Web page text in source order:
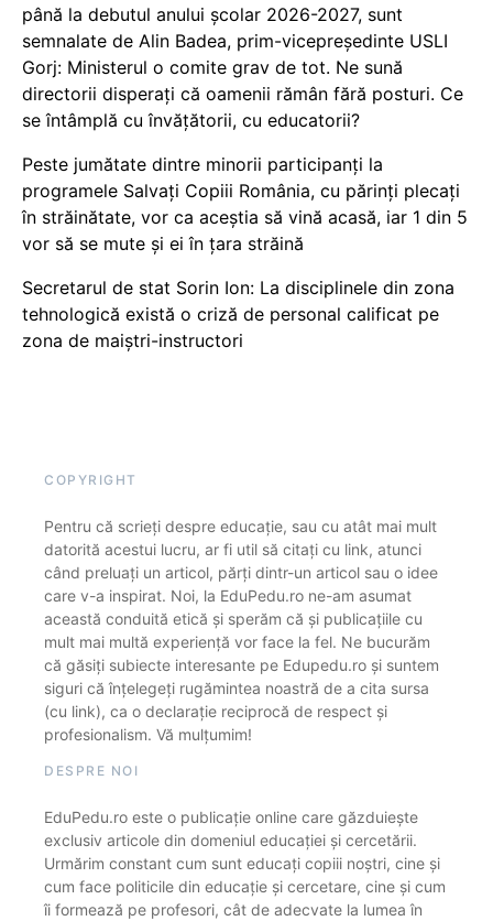
până la debutul anului școlar 2026-2027, sunt
semnalate de Alin Badea, prim-vicepreședinte USLI
Gorj: Ministerul o comite grav de tot. Ne sună
directorii disperați că oamenii rămân fără posturi. Ce
se întâmplă cu învățătorii, cu educatorii?
Peste jumătate dintre minorii participanți la
programele Salvați Copiii România, cu părinți plecați
în străinătate, vor ca aceștia să vină acasă, iar 1 din 5
vor să se mute și ei în țara străină
Secretarul de stat Sorin Ion: La disciplinele din zona
tehnologică există o criză de personal calificat pe
zona de maiștri-instructori
COPYRIGHT
Pentru că scrieți despre educație, sau cu atât mai mult
datorită acestui lucru, ar fi util să citați cu link, atunci
când preluați un articol, părți dintr-un articol sau o idee
care v-a inspirat. Noi, la EduPedu.ro ne-am asumat
această conduită etică și sperăm că și publicațiile cu
mult mai multă experiență vor face la fel. Ne bucurăm
că găsiți subiecte interesante pe Edupedu.ro și suntem
siguri că înțelegeți rugămintea noastră de a cita sursa
(cu link), ca o declarație reciprocă de respect și
profesionalism. Vă mulțumim!
DESPRE NOI
EduPedu.ro este o publicație online care găzduiește
exclusiv articole din domeniul educației și cercetării.
Urmărim constant cum sunt educați copiii noștri, cine și
cum face politicile din educație și cercetare, cine și cum
îi formează pe profesori, cât de adecvate la lumea în